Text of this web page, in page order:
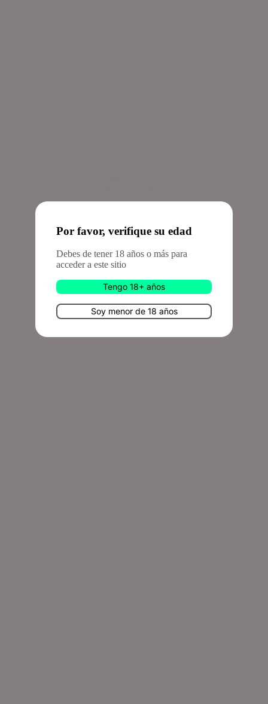
Por favor, verifique su edad
Debes de tener 18 años o más para
acceder a este sitio
Tengo 18+ años
Soy menor de 18 años